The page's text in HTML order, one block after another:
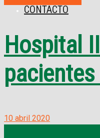
CONTACTO
Hospital
10 abril 2020